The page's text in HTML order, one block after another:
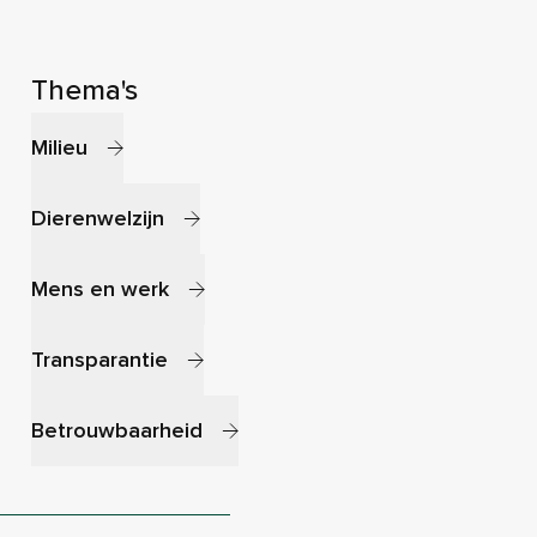
Thema's
Milieu
Dierenwelzijn
Mens en werk
Transparantie
Betrouwbaarheid